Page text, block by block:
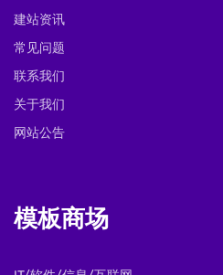
建站资讯
常见问题
联系我们
关于我们
网站公告
模板商场